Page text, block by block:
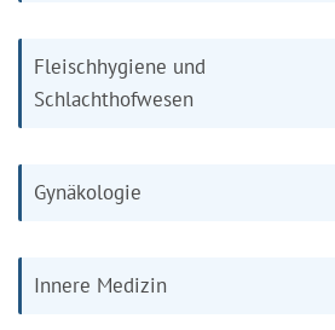
Fleischhygiene und
Schlachthofwesen
Gynäkologie
Innere Medizin